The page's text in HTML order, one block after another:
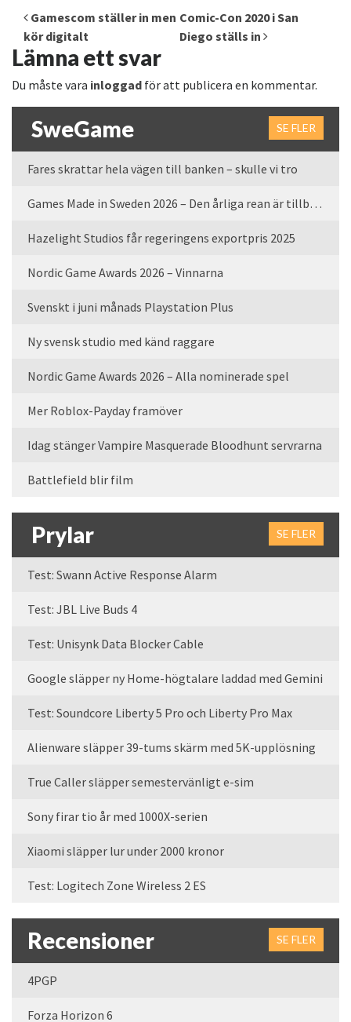
Inläggsnavigering
Gamescom ställer in men
kör digitalt
Comic-Con 2020 i San
Diego ställs in
Lämna ett svar
Du måste vara inloggad för att publicera en kommentar.
SweGame SE FLER
Fares skrattar hela vägen till banken – skulle vi tro
Games Made in Sweden 2026 – Den årliga rean är tillbaka
Hazelight Studios får regeringens exportpris 2025
Nordic Game Awards 2026 – Vinnarna
Svenskt i juni månads Playstation Plus
Ny svensk studio med känd raggare
Nordic Game Awards 2026 – Alla nominerade spel
Mer Roblox-Payday framöver
Idag stänger Vampire Masquerade Bloodhunt servrarna
Battlefield blir film
Prylar SE FLER
Test: Swann Active Response Alarm
Test: JBL Live Buds 4
Test: Unisynk Data Blocker Cable
Google släpper ny Home-högtalare laddad med Gemini
Test: Soundcore Liberty 5 Pro och Liberty Pro Max
Alienware släpper 39-tums skärm med 5K-upplösning
True Caller släpper semestervänligt e-sim
Sony firar tio år med 1000X-serien
Xiaomi släpper lur under 2000 kronor
Test: Logitech Zone Wireless 2 ES
Recensioner SE FLER
4PGP
Forza Horizon 6